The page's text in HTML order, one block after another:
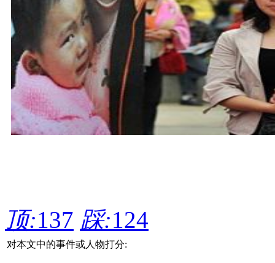
顶:137 踩:124
对本文中的事件或人物打分: